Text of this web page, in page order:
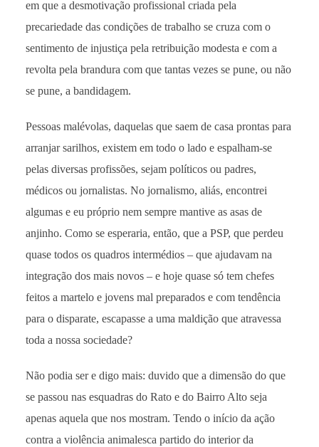
em que a desmotivação profissional criada pela
precariedade das condições de trabalho se cruza com o
sentimento de injustiça pela retribuição modesta e com a
revolta pela brandura com que tantas vezes se pune, ou não
se pune, a bandidagem.
Pessoas malévolas, daquelas que saem de casa prontas para
arranjar sarilhos, existem em todo o lado e espalham-se
pelas diversas profissões, sejam políticos ou padres,
médicos ou jornalistas. No jornalismo, aliás, encontrei
algumas e eu próprio nem sempre mantive as asas de
anjinho. Como se esperaria, então, que a PSP, que perdeu
quase todos os quadros intermédios – que ajudavam na
integração dos mais novos – e hoje quase só tem chefes
feitos a martelo e jovens mal preparados e com tendência
para o disparate, escapasse a uma maldição que atravessa
toda a nossa sociedade?
Não podia ser e digo mais: duvido que a dimensão do que
se passou nas esquadras do Rato e do Bairro Alto seja
apenas aquela que nos mostram. Tendo o início da ação
contra a violência animalesca partido do interior da